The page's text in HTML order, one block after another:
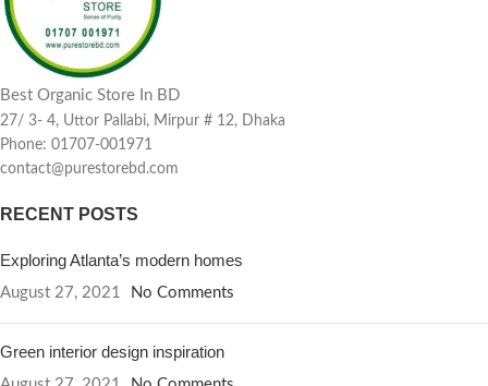
Best Organic Store In BD
27/ 3- 4, Uttor Pallabi, Mirpur # 12, Dhaka
Phone: 01707-001971
contact@purestorebd.com
RECENT POSTS
Exploring Atlanta’s modern homes
August 27, 2021 No Comments
Green interior design inspiration